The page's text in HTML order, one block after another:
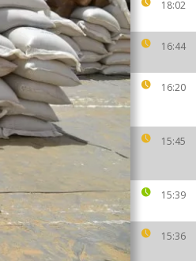
18:02
16:44
16:20
15:45
15:39
15:36